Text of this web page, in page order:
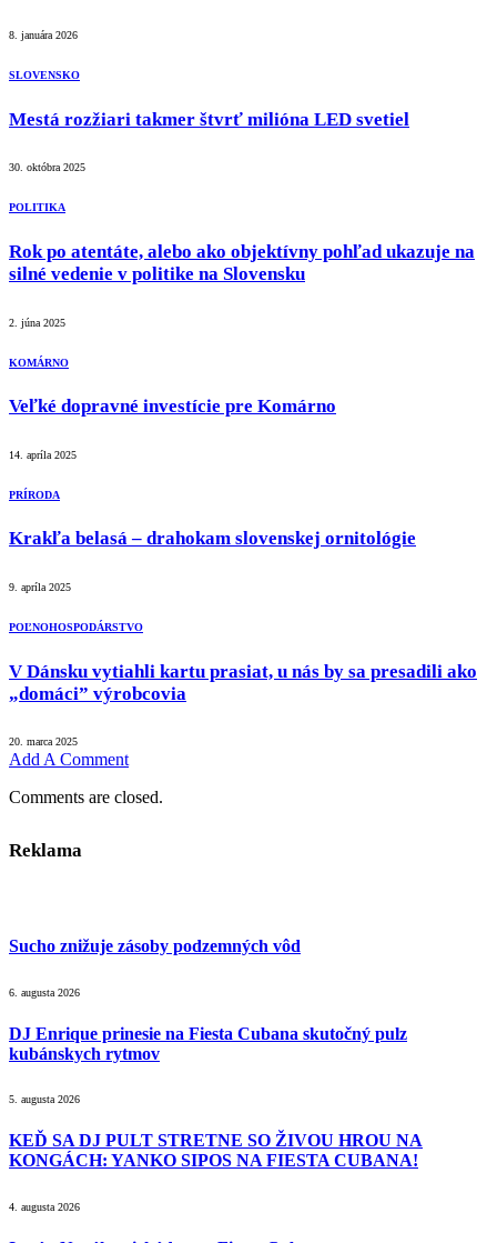
8. januára 2026
SLOVENSKO
Mestá rozžiari takmer štvrť milióna LED svetiel
30. októbra 2025
POLITIKA
Rok po atentáte, alebo ako objektívny pohľad ukazuje na
silné vedenie v politike na Slovensku
2. júna 2025
KOMÁRNO
Veľké dopravné investície pre Komárno
14. apríla 2025
PRÍRODA
Krakľa belasá – drahokam slovenskej ornitológie
9. apríla 2025
POĽNOHOSPODÁRSTVO
V Dánsku vytiahli kartu prasiat, u nás by sa presadili ako
„domáci” výrobcovia
20. marca 2025
Add A Comment
Comments are closed.
Reklama
Sucho znižuje zásoby podzemných vôd
6. augusta 2026
DJ Enrique prinesie na Fiesta Cubana skutočný pulz
kubánskych rytmov
5. augusta 2026
KEĎ SA DJ PULT STRETNE SO ŽIVOU HROU NA
KONGÁCH: YANKO SIPOS NA FIESTA CUBANA!
4. augusta 2026